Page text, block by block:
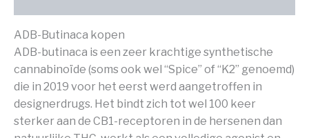
ADB-Butinaca kopen
ADB-butinaca is een zeer krachtige synthetische
cannabinoïde (soms ook wel “Spice” of “K2” genoemd)
die in 2019 voor het eerst werd aangetroffen in
designerdrugs. Het bindt zich tot wel 100 keer
sterker aan de CB1-receptoren in de hersenen dan